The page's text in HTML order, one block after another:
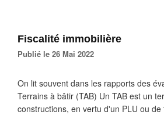
Fiscalité immobilière
Publié le 26 Mai 2022
On lit souvent dans les rapports des
Terrains à bâtir (TAB) Un TAB est un
constructions, en vertu d'un PLU ou